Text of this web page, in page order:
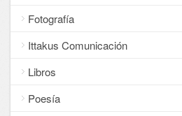
Fotografía
Ittakus Comunicación
Libros
Poesía